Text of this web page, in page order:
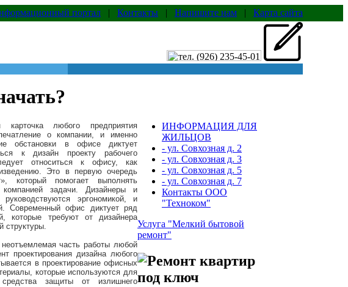
портал | Контакты | Напишите нам | Карта сайта
любого предприятия
о компании, и именно
обстановки в офисе диктует
к дизайн проекту рабочего
относиться к офису, как
Это в первую очередь
который помогает выполнять
компанией задачи. Дизайнеры и
руководствуются эргономикой, и
Современный офис диктует ряд
которые требуют от дизайнера
структуры.
часть работы любой
проектирования дизайна любого
в проектирование офисных
которые используются для
защиты от излишнего
ИНФОРМАЦИЯ ДЛЯ
ЖИЛЬЦОВ
- ул. Совхозная д. 2
- ул. Совхозная д. 3
- ул. Совхозная д. 5
- ул. Совхозная д. 7
Контакты ООО
"Техноком"
Услуга "Мелкий бытовой
ремонт"